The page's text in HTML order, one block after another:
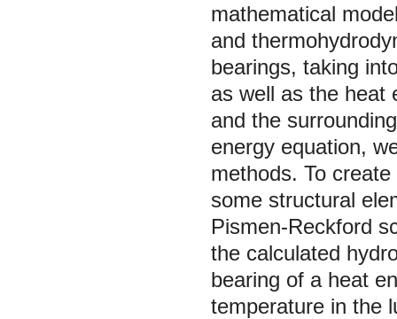
mathematical
and
bearings, taking
as well as the heat
and the
energy equation,
methods. To
some structural
Pismen-Reckford
the calculated
bearing of a heat
temperature in the